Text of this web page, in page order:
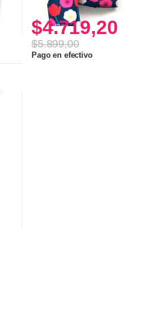
$4.719,20
$5.899,00
Pago en efectivo